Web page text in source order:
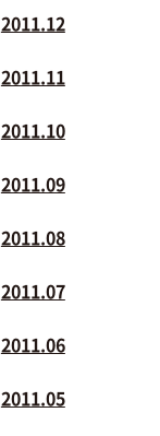
2011.12
2011.11
2011.10
2011.09
2011.08
2011.07
2011.06
2011.05